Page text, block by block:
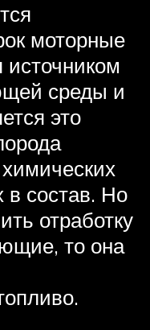
моторные
среды и
это
в состав. Но
отработку
то она